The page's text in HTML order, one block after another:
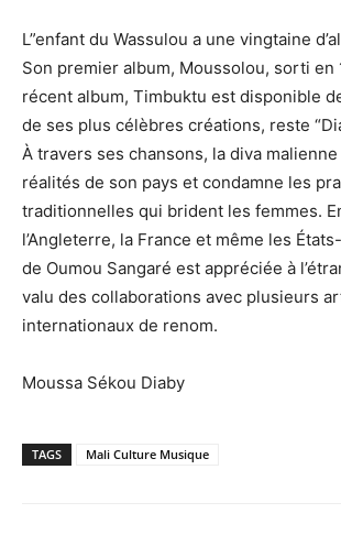
L”enfant du Wassulou a une vingtaine
Son premier album, Moussolou, sorti en
récent album, Timbuktu est disponible
de ses plus célèbres créations, reste
À travers ses chansons, la diva
réalités de son pays et condamne les
traditionnelles qui brident les femmes.
l’Angleterre, la France et même les
de Oumou Sangaré est appréciée à
valu des collaborations avec plusieurs
internationaux de renom.
Moussa Sékou Diaby
TAGS Mali Culture Musique